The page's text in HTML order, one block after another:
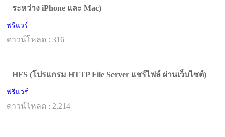
ระหว่าง iPhone และ Mac)
ฟรีแวร์
ดาวน์โหลด : 316
HFS (โปรแกรม HTTP File Server แชร์ไฟล์ ผ่านเว็บไซต์)
ฟรีแวร์
ดาวน์โหลด : 2,214